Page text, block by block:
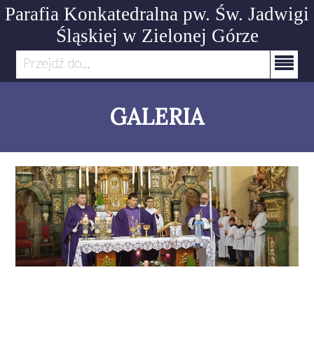
Parafia Konkatedralna pw. Św. Jadwigi
Śląskiej w Zielonej Górze
Przejdź do...
GALERIA